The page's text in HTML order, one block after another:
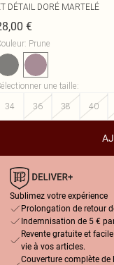
DÉTAIL DORÉ MARTELÉ
€
: Prune
une taille:
34
36 38 40
Sublimez votre expérience
Prolongation de retour
Indemnisation de 5 €
Revente gratuite et
vie à vos articles.
Couverture complète